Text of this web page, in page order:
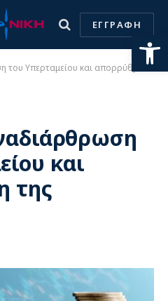
ΕΓΓΡΑΦΗ
και απορρύθμιση της οικονομίας
και
της